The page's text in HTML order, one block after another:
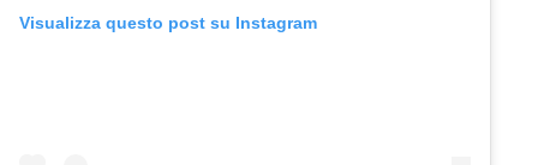
Visualizza questo post su Instagram